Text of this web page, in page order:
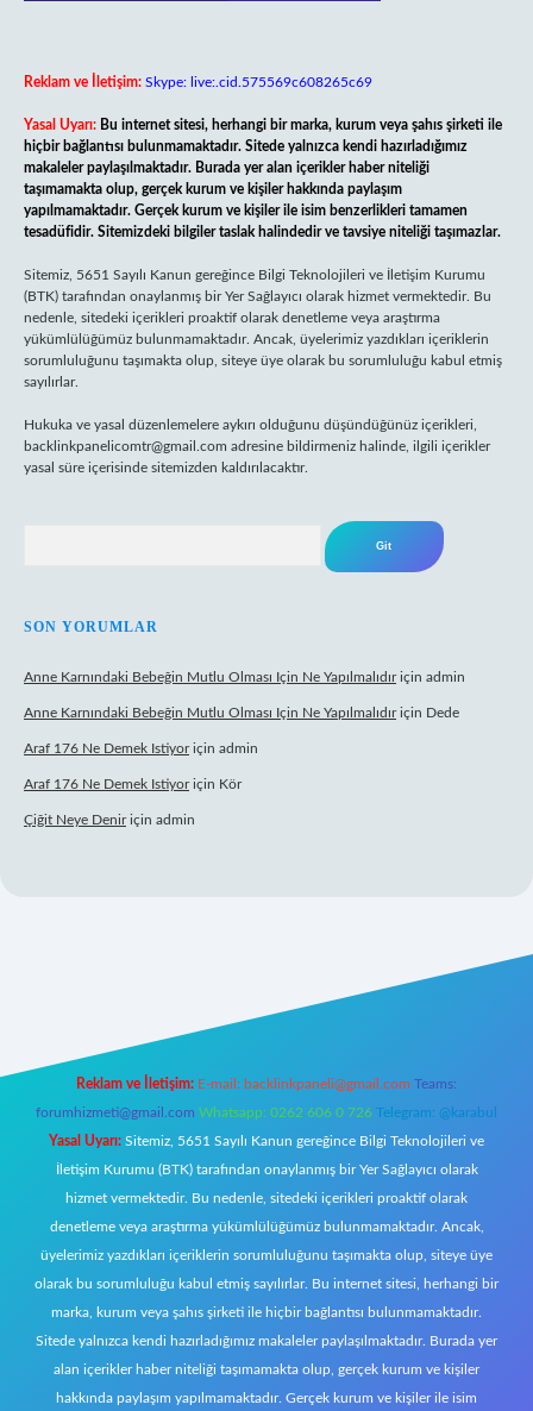
Reklam ve İletişim: Skype: live:.cid.575569c608265c69
Yasal Uyarı: Bu internet sitesi, herhangi bir marka, kurum veya şahıs şirketi ile
hiçbir bağlantısı bulunmamaktadır. Sitede yalnızca kendi hazırladığımız
makaleler paylaşılmaktadır. Burada yer alan içerikler haber niteliği
taşımamakta olup, gerçek kurum ve kişiler hakkında paylaşım
yapılmamaktadır. Gerçek kurum ve kişiler ile isim benzerlikleri tamamen
tesadüfidir. Sitemizdeki bilgiler taslak halindedir ve tavsiye niteliği taşımazlar.
Sitemiz, 5651 Sayılı Kanun gereğince Bilgi Teknolojileri ve İletişim Kurumu
(BTK) tarafından onaylanmış bir Yer Sağlayıcı olarak hizmet vermektedir. Bu
nedenle, sitedeki içerikleri proaktif olarak denetleme veya araştırma
yükümlülüğümüz bulunmamaktadır. Ancak, üyelerimiz yazdıkları içeriklerin
sorumluluğunu taşımakta olup, siteye üye olarak bu sorumluluğu kabul etmiş
sayılırlar.
Hukuka ve yasal düzenlemelere aykırı olduğunu düşündüğünüz içerikleri,
backlinkpanelicomtr@gmail.com adresine bildirmeniz halinde, ilgili içerikler
yasal süre içerisinde sitemizden kaldırılacaktır.
SON YORUMLAR
Anne Karnındaki Bebeğin Mutlu Olması Için Ne Yapılmalıdıriçin admin
Anne Karnındaki Bebeğin Mutlu Olması Için Ne Yapılmalıdıriçin Dede
Araf 176 Ne Demek Istiyoriçin admin
Araf 176 Ne Demek Istiyoriçin Kör
Çiğit Neye Deniriçin admin
Reklam ve İletişim: E-mail: backlinkpaneli@gmail.com Teams:
forumhizmeti@gmail.com Whatsapp: 0262 606 0 726 Telegram: @karabul
Yasal Uyarı: Sitemiz, 5651 Sayılı Kanun gereğince Bilgi Teknolojileri ve
İletişim Kurumu (BTK) tarafından onaylanmış bir Yer Sağlayıcı olarak
hizmet vermektedir. Bu nedenle, sitedeki içerikleri proaktif olarak
denetleme veya araştırma yükümlülüğümüz bulunmamaktadır. Ancak,
üyelerimiz yazdıkları içeriklerin sorumluluğunu taşımakta olup, siteye üye
olarak bu sorumluluğu kabul etmiş sayılırlar. Bu internet sitesi, herhangi bir
marka, kurum veya şahıs şirketi ile hiçbir bağlantısı bulunmamaktadır.
Sitede yalnızca kendi hazırladığımız makaleler paylaşılmaktadır. Burada yer
alan içerikler haber niteliği taşımamakta olup, gerçek kurum ve kişiler
hakkında paylaşım yapılmamaktadır. Gerçek kurum ve kişiler ile isim